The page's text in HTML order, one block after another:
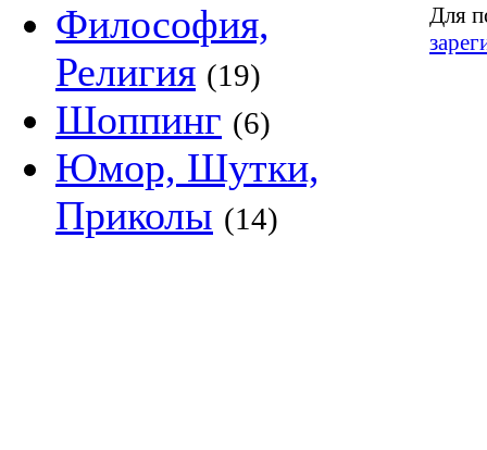
Философия,
Религия (19)
Шоппинг (6)
Юмор, Шутки,
Приколы (14)
Для